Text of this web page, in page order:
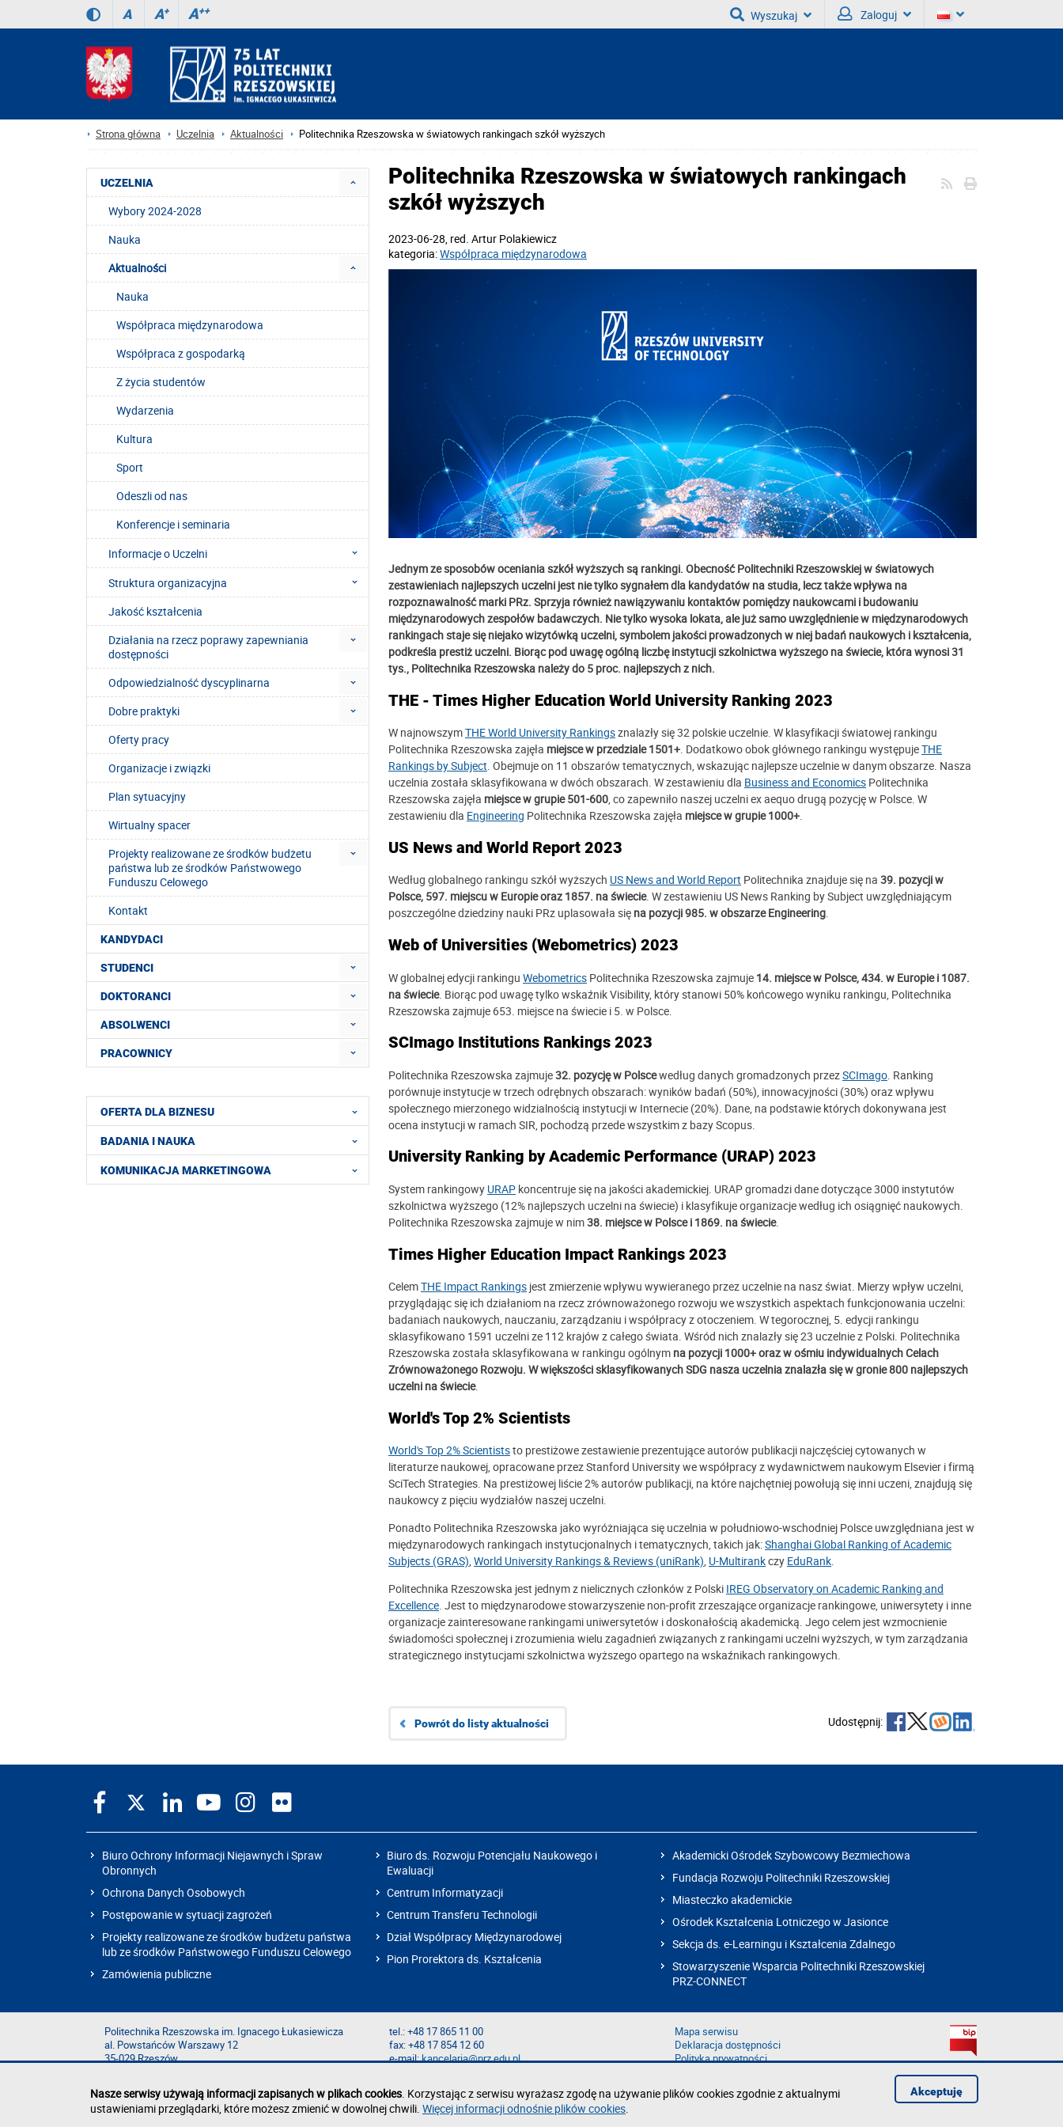
A A+ A++ Wyszukaj Zaloguj
Strona główna Uczelnia Aktualności Politechnika Rzeszowska w światowych rankingach szkół wyższych
Politechnika Rzeszowska w światowych rankingach
szkół wyższych
2023-06-28, red. Artur Polakiewicz
kategoria:Współpraca międzynarodowa
Jednym ze sposobów oceniania szkół wyższych są rankingi. Obecność Politechniki Rzeszowskiej w światowych
zestawieniach najlepszych uczelni jest nie tylko sygnałem dla kandydatów na studia, lecz także wpływa na
rozpoznawalność marki PRz. Sprzyja również nawiązywaniu kontaktów pomiędzy naukowcami i budowaniu
międzynarodowych zespołów badawczych. Nie tylko wysoka lokata, ale już samo uwzględnienie w międzynarodowych
rankingach staje się niejako wizytówką uczelni, symbolem jakości prowadzonych w niej badań naukowych i kształcenia,
podkreśla prestiż uczelni. Biorąc pod uwagę ogólną liczbę instytucji szkolnictwa wyższego na świecie, która wynosi 31
tys., Politechnika Rzeszowska należy do 5 proc. najlepszych z nich.
THE - Times Higher Education World University Ranking 2023
W najnowszymTHE World University Rankingsznalazły się 32 polskie uczelnie. W klasyfikacji światowej rankingu
Politechnika Rzeszowska zajęła miejsce w przedziale 1501+. Dodatkowo obok głównego rankingu występujeTHE
Rankings by Subject. Obejmuje on 11 obszarów tematycznych, wskazując najlepsze uczelnie w danym obszarze. Nasza
uczelnia została sklasyfikowana w dwóch obszarach. W zestawieniu dla Business and Economics Politechnika
Rzeszowska zajęła miejsce w grupie 501-600, co zapewniło naszej uczelni ex aequo drugą pozycję w Polsce. W
zestawieniu dla Engineering Politechnika Rzeszowska zajęła miejsce w grupie 1000+.
US News and World Report 2023
Według globalnego rankingu szkół wyższych US News and World Report Politechnika znajduje się na 39. pozycji w
Polsce, 597. miejscu w Europie oraz 1857. na świecie. W zestawieniu US News Ranking by Subject uwzględniającym
poszczególne dziedziny nauki PRz uplasowała się na pozycji 985. w obszarze Engineering.
Web of Universities (Webometrics) 2023
W globalnej edycji rankingu Webometrics Politechnika Rzeszowska zajmuje 14. miejsce w Polsce, 434. w Europie i 1087.
na świecie. Biorąc pod uwagę tylko wskaźnik Visibility, który stanowi 50% końcowego wyniku rankingu, Politechnika
Rzeszowska zajmuje 653. miejsce na świecie i 5. w Polsce.
SCImago Institutions Rankings 2023
Politechnika Rzeszowska zajmuje32. pozycję w Polscewedług danych gromadzonych przezSCImago . Ranking
porównuje instytucje w trzech odrębnych obszarach: wyników badań (50%), innowacyjności (30%) oraz wpływu
społecznego mierzonego widzialnością instytucji w Internecie (20%). Dane, na podstawie których dokonywana jest
ocena instytucji w ramach SIR, pochodzą przede wszystkim z bazy Scopus.
University Ranking by Academic Performance (URAP) 2023
System rankingowy URAP koncentruje się na jakości akademickiej. URAP gromadzi dane dotyczące 3000 instytutów
szkolnictwa wyższego (12% najlepszych uczelni na świecie) i klasyfikuje organizacje według ich osiągnięć naukowych.
Politechnika Rzeszowska zajmuje w nim38. miejsce w Polsce i 1869. na świecie.
Times Higher Education Impact Rankings 2023
CelemTHE Impact Rankings jest zmierzenie wpływu wywieranego przez uczelnie na nasz świat. Mierzy wpływ uczelni,
przyglądając się ich działaniom na rzecz zrównoważonego rozwoju we wszystkich aspektach funkcjonowania uczelni:
badaniach naukowych, nauczaniu, zarządzaniu i współpracy z otoczeniem. W tegorocznej, 5. edycji rankingu
sklasyfikowano 1591 uczelni ze 112 krajów z całego świata. Wśród nich znalazły się 23 uczelnie z Polski. Politechnika
Rzeszowska została sklasyfikowana w rankingu ogólnym na pozycji 1000+oraz w ośmiu indywidualnych Celach
Zrównoważonego Rozwoju. W większości sklasyfikowanych SDG nasza uczelnia znalazła się w gronie 800 najlepszych
uczelni na świecie.
World's Top 2% Scientists
World's Top 2% Scientiststo prestiżowe zestawienie prezentujące autorów publikacji najczęściej cytowanych w
literaturze naukowej, opracowane przez Stanford University we współpracy z wydawnictwem naukowym Elsevier i firmą
SciTech Strategies. Na prestiżowej liście 2% autorów publikacji, na które najchętniej powołują się inni uczeni, znajdują się
naukowcy z pięciu wydziałów naszej uczelni.
Ponadto Politechnika Rzeszowska jako wyróżniająca się uczelnia w południowo-wschodniej Polsce uwzględniana jest w
międzynarodowych rankingach instytucjonalnych i tematycznych, takich jak:Shanghai Global Ranking of Academic
Subjects (GRAS), World University Rankings & Reviews (uniRank), U-Multirankczy EduRank.
Politechnika Rzeszowska jest jednym z nielicznych członków z Polski IREG Observatory on Academic Ranking and
Excellence. Jest to międzynarodowe stowarzyszenie non-profit zrzeszające organizacje rankingowe, uniwersytety i inne
organizacje zainteresowane rankingami uniwersytetów i doskonałością akademicką. Jego celem jest wzmocnienie
świadomości społecznej i zrozumienia wielu zagadnień związanych z rankingami uczelni wyższych, w tym zarządzania
strategicznego instytucjami szkolnictwa wyższego opartego na wskaźnikach rankingowych.
Udostępnij:
Powrót do listy aktualności
UCZELNIA
Wybory 2024-2028
Nauka
Aktualności
Nauka
Współpraca międzynarodowa
Współpraca z gospodarką
Z życia studentów
Wydarzenia
Kultura
Sport
Odeszli od nas
Konferencje i seminaria
Informacje o Uczelni
Struktura organizacyjna
Jakość kształcenia
Działania na rzecz poprawy zapewniania
dostępności
Odpowiedzialność dyscyplinarna
Dobre praktyki
Oferty pracy
Organizacje i związki
Plan sytuacyjny
Wirtualny spacer
Projekty realizowane ze środków budżetu
państwa lub ze środków Państwowego
Funduszu Celowego
Kontakt
KANDYDACI
STUDENCI
DOKTORANCI
ABSOLWENCI
PRACOWNICY
OFERTA DLA BIZNESU
BADANIA I NAUKA
KOMUNIKACJA MARKETINGOWA
Biuro Ochrony Informacji Niejawnych i Spraw
Obronnych
Ochrona Danych Osobowych
Postępowanie w sytuacji zagrożeń
Projekty realizowane ze środków budżetu państwa
lub ze środków Państwowego Funduszu Celowego
Zamówienia publiczne
Biuro ds. Rozwoju Potencjału Naukowego i
Ewaluacji
Centrum Informatyzacji
Centrum Transferu Technologii
Dział Współpracy Międzynarodowej
Pion Prorektora ds. Kształcenia
Akademicki Ośrodek Szybowcowy Bezmiechowa
Fundacja Rozwoju Politechniki Rzeszowskiej
Miasteczko akademickie
Ośrodek Kształcenia Lotniczego w Jasionce
Sekcja ds. e-Learningu i Kształcenia Zdalnego
Stowarzyszenie Wsparcia Politechniki Rzeszowskiej
PRZ-CONNECT
Politechnika Rzeszowska im. Ignacego Łukasiewicza
al. Powstańców Warszawy 12
35-029 Rzeszów
tel.: +48 17 865 11 00
fax: +48 17 854 12 60
e-mail:kancelaria@prz.edu.pl
Mapa serwisu
Deklaracja dostępności
Polityka prywatności
Nasze serwisy używają informacji zapisanych w plikach cookies. Korzystając z serwisu wyrażasz zgodę na używanie plików cookies zgodnie z aktualnymi
ustawieniami przeglądarki, które możesz zmienić w dowolnej chwili. Więcej informacji odnośnie plików cookies.
Akceptuję